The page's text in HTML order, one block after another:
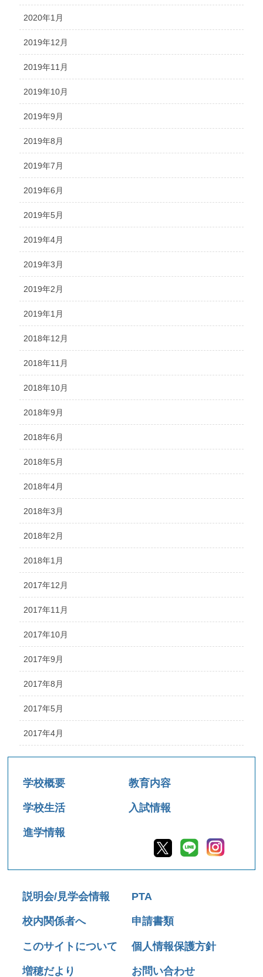
2020年1月
2019年12月
2019年11月
2019年10月
2019年9月
2019年8月
2019年7月
2019年6月
2019年5月
2019年4月
2019年3月
2019年2月
2019年1月
2018年12月
2018年11月
2018年10月
2018年9月
2018年6月
2018年5月
2018年4月
2018年3月
2018年2月
2018年1月
2017年12月
2017年11月
2017年10月
2017年9月
2017年8月
2017年5月
2017年4月
学校概要 教育内容
学校生活 入試情報
進学情報
説明会/見学会情報 PTA
校内関係者へ 申請書類
このサイトについて 個人情報保護方針
増穂だより お問い合わせ